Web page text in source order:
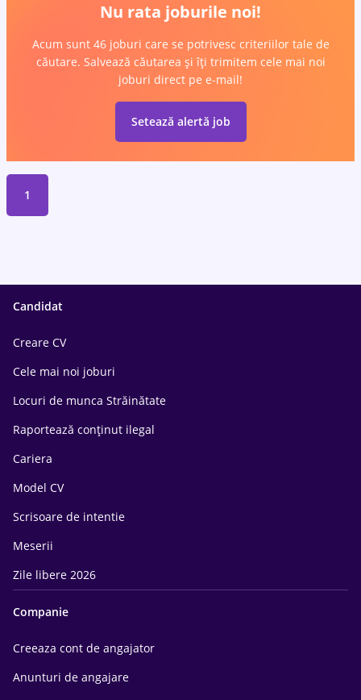
Nu rata joburile noi!
Acum sunt 46 joburi care se potrivesc criteriilor tale de
căutare. Salvează căutarea și îți trimitem cele mai noi
joburi direct pe e-mail!
Setează alertă job
1
Candidat
Creare CV
Cele mai noi joburi
Locuri de munca Străinătate
Raportează conținut ilegal
Cariera
Model CV
Scrisoare de intentie
Meserii
Zile libere 2026
Companie
Creeaza cont de angajator
Anunturi de angajare